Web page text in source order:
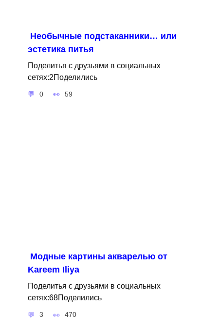
Необычные подстаканники… или
эстетика питья
Поделитья с друзьями в социальных
сетях:2Поделились
0 59
Модные картины акварелью от
Kareem Iliya
Поделитья с друзьями в социальных
сетях:68Поделились
3 470